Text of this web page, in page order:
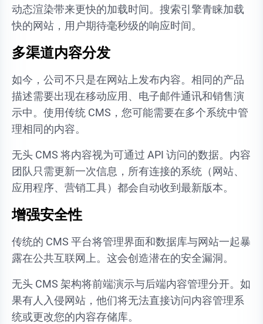
动态渲染带来更快的加载时间。搜索引擎青睐加载
快的网站，用户期待毫秒级的响应时间。
多渠道内容分发
如今，公司不只是在网站上发布内容。相同的产品
描述需要出现在移动应用、电子邮件通讯和销售演
示中。使用传统 CMS，您可能需要在多个系统中管
理相同的内容。
无头 CMS 将内容视为可通过 API 访问的数据。内容
团队只需更新一次信息，所有连接的系统（网站、
应用程序、营销工具）都会自动收到最新版本。
增强安全性
传统的 CMS 平台将管理界面和数据库与网站一起暴
露在公共互联网上。这会创造潜在的安全漏洞。
无头 CMS 架构将前端演示与后端内容管理分开。如
果有人入侵网站，他们将无法直接访问内容管理系
统或更改您的内容存储库。